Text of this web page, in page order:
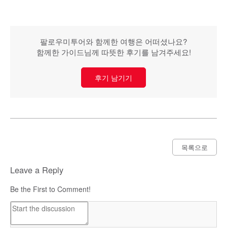
팔로우미투어와 함께한 여행은 어떠셨나요?
함께한 가이드님께 따뜻한 후기를 남겨주세요!
후기 남기기
목록으로
Leave a Reply
Be the First to Comment!